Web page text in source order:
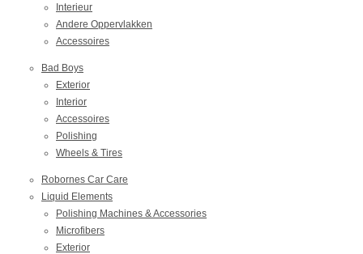
Interieur
Andere Oppervlakken
Accessoires
Bad Boys
Exterior
Interior
Accessoires
Polishing
Wheels & Tires
Robornes Car Care
Liquid Elements
Polishing Machines & Accessories
Microfibers
Exterior